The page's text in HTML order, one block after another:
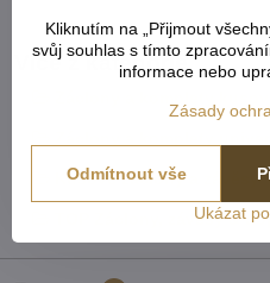
Více z kategorie
Kusové záclony a závěsy
TOP Záclony, závěsy &
Kliknutím na „Přijmout
svůj souhlas s tímto
informace nebo
Zásady
Ukázat
Odmítnout vše